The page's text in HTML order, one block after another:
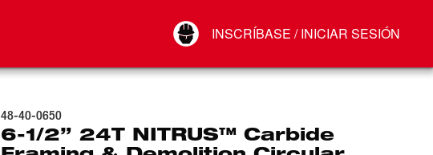
INSCRÍBASE / INICIAR SESIÓN
Conectar
48-40-0650
6-1/2” 24T NITRUS™ Carbide